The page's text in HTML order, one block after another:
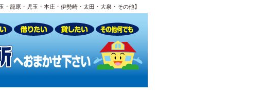
籠原・児玉・本庄・伊勢崎・太田・大泉・その他】